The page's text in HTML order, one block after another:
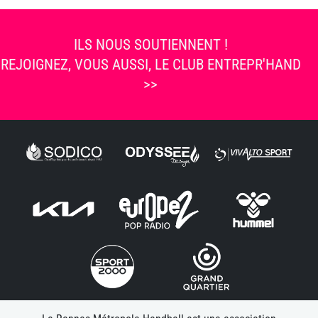
ILS NOUS SOUTIENNENT !
REJOIGNEZ, VOUS AUSSI, LE CLUB ENTREPR'HAND
>>